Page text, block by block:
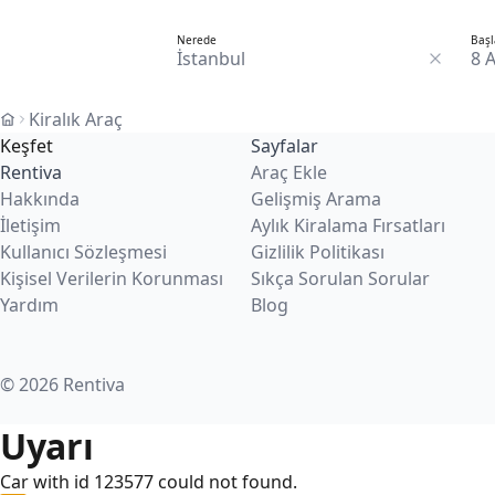
Nerede
8
Kiralık Araç
Keşfet
Rentiva
Hakkında
İletişim
Kullanıcı Sözleşmesi
Kişisel Verilerin Korunması
Yardım
Sayfalar
Araç Ekle
Gelişmiş Arama
Aylık Kiralama Fırsatları
Gizlilik Politikası
Sıkça Sorulan Sorular
Blog
© 2026 Rentiva
Uyarı
Car with id 123577 could not found.